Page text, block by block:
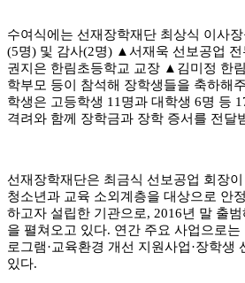
수여식에는 선재장학재단 최상식 이사장
(5명) 및 감사(2명) ▲서재욱 선보공업 전
권지은 한림초등학교 교장 ▲ 김미정 한
학부모 등이 참석해 장학생들을 축하해
학생은 고등학생 11명과 대학생 6명 등
격려와 함께 장학금과 장학 증서를 전달
선재장학재단은 최금식 선보공업 회장
청소년과 교육 소외계층을 대상으로 안
하고자 설립한 기관으로, 2016년 말 출
을 펼쳐오고 있다. 연간 주요 사업으로
로그램·교육환경 개선 지원사업·장학생
있다.